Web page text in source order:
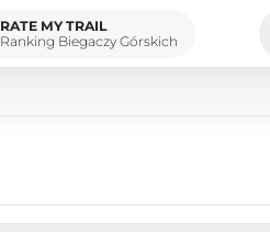
RATE MY TRAIL
Ranking Biegaczy Górskich